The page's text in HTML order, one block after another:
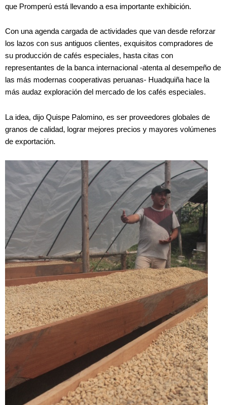
que Promperú está llevando a esa importante exhibición.
Con una agenda cargada de actividades que van desde reforzar
los lazos con sus antiguos clientes, exquisitos compradores de
su producción de cafés especiales, hasta citas con
representantes de la banca internacional -atenta al desempeño de
las más modernas cooperativas peruanas- Huadquiña hace la
más audaz exploración del mercado de los cafés especiales.
La idea, dijo Quispe Palomino, es ser proveedores globales de
granos de calidad, lograr mejores precios y mayores volúmenes
de exportación.